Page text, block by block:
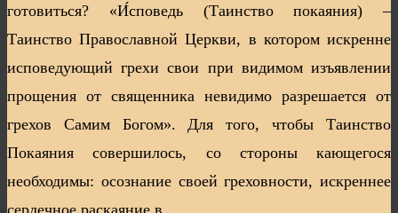
готовиться? «И́споведь (Таинство покаяния) –
Таинство Православной Церкви, в котором искренне
исповедующий грехи свои при видимом изъявлении
прощения от священника невидимо разрешается от
грехов Самим Богом». Для того, чтобы Таинство
Покаяния совершилось, со стороны кающегося
необходимы: осознание своей греховности, искреннее
сердечное раскаяние в…